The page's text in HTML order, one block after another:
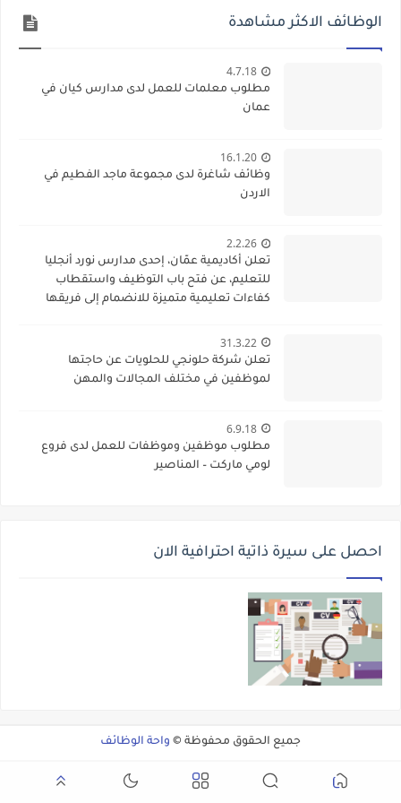
الوظائف الاكثر مشاهدة
4.7.18
مطلوب معلمات للعمل لدى مدارس كيان في
عمان
16.1.20
وظائف شاغرة لدى مجموعة ماجد الفطيم في
الاردن
2.2.26
تعلن أكاديمية عمّان، إحدى مدارس نورد أنجليا
للتعليم، عن فتح باب التوظيف واستقطاب
كفاءات تعليمية متميزة للانضمام إلى فريقها
31.3.22
تعلن شركة حلونجي للحلويات عن حاجتها
لموظفين في مختلف المجالات والمهن
6.9.18
مطلوب موظفين وموظفات للعمل لدى فروع
لومي ماركت – المناصير
احصل على سيرة ذاتية احترافية الان
جميع الحقوق محفوظة © واحة الوظائف